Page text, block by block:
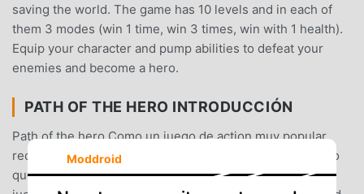
saving the world. The game has 10 levels and in each of
them 3 modes (win 1 time, win 3 times, win with 1 health).
Equip your character and pump abilities to defeat your
enemies and become a hero.
PATH OF THE HERO INTRODUCCIÓN
Path of the hero Como un juego de action muy popular
recientemente, ganó muchos fanáticos en todo el mundo
que aman los juegos de action . Si desea descargar este
Moddroid